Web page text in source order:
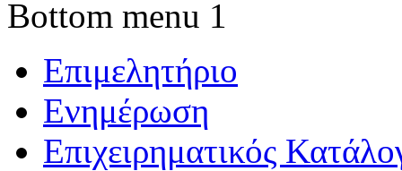
Bottom menu 1
Επιμελητήριο
Ενημέρωση
Επιχειρηματικός